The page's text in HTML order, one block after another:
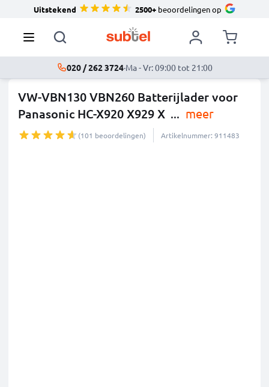
Uitstekend 2500+beoordelingen op
020 / 262 3724·Ma - Vr: 09:00 tot 21:00
VW-VBN130 VBN260 Batterijlader voor
Panasonic HC-X920 X929 X ... meer
(101 beoordelingen) Artikelnummer: 911483